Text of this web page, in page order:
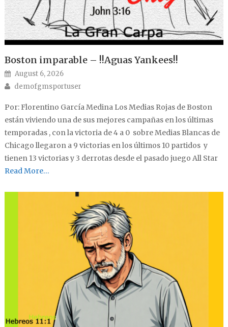
Boston imparable – !!Aguas Yankees!!
Posted on
August 6, 2026
Author
demofgmsportuser
Por: Florentino García Medina Los Medias Rojas de Boston
están viviendo una de sus mejores campañas en los últimas
temporadas , con la victoria de 4 a 0 sobre Medias Blancas de
Chicago llegaron a 9 victorias en los últimos 10 partidos y
tienen 13 victorias y 3 derrotas desde el pasado juego All Star
Read More…